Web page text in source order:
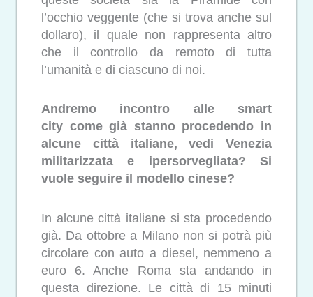
l’occhio veggente (che si trova anche sul
dollaro), il quale non rappresenta altro
che il controllo da remoto di tutta
l’umanità e di ciascuno di noi.
Andremo incontro alle smart
city come già stanno procedendo in
alcune città italiane, vedi Venezia
militarizzata e ipersorvegliata? Si
vuole seguire il modello cinese?
In alcune città italiane si sta procedendo
già. Da ottobre a Milano non si potrà più
circolare con auto a diesel, nemmeno a
euro 6. Anche Roma sta andando in
questa direzione. Le città di 15 minuti